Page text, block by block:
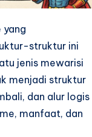
yang
struktur ini
jenis mewarisi
menjadi struktur
dan alur logis
manfaat, dan